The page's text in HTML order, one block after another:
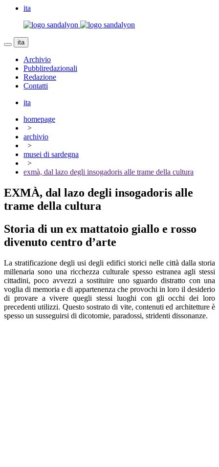
ita
ita
Archivio
Pubbliredazionali
Redazione
Contatti
ita
homepage
>
archivio
>
musei di sardegna
>
exmà, dal lazo degli insogadoris alle trame della cultura
EXMÀ, dal lazo degli insogadoris alle
trame della cultura
Storia di un ex mattatoio giallo e rosso
divenuto centro d’arte
La stratificazione degli usi degli edifici storici nelle città dalla storia
millenaria sono una ricchezza culturale spesso estranea agli stessi
cittadini, poco avvezzi a sostituire uno sguardo distratto con una
voglia di memoria e di appartenenza che provochi in loro il desiderio
di provare a vivere quegli stessi luoghi con gli occhi dei loro
precedenti utilizzi. Questo sostrato di vite, contenuti ed architetture è
spesso un susseguirsi di dicotomie, paradossi, stridenti dissonanze.